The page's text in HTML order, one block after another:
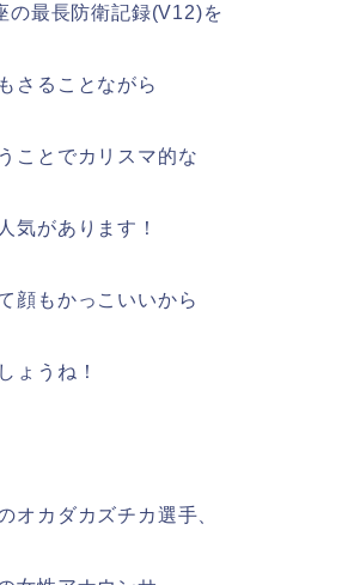
の最長防衛記録(V12)を
さることながら
ことでカリスマ的な
気があります！
顔もかっこいいから
ょうね！
オカダカズチカ選手、